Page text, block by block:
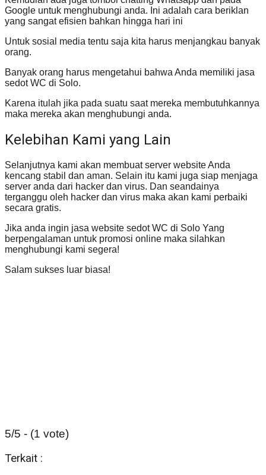
Google untuk menghubungi anda. Ini adalah cara beriklan
yang sangat efisien bahkan hingga hari ini
Untuk sosial media tentu saja kita harus menjangkau banyak
orang.
Banyak orang harus mengetahui bahwa Anda memiliki jasa
sedot WC di Solo.
Karena itulah jika pada suatu saat mereka membutuhkannya
maka mereka akan menghubungi anda.
Kelebihan Kami yang Lain
Selanjutnya kami akan membuat server website Anda
kencang stabil dan aman. Selain itu kami juga siap menjaga
server anda dari hacker dan virus. Dan seandainya
terganggu oleh hacker dan virus maka akan kami perbaiki
secara gratis.
Jika anda ingin jasa website sedot WC di Solo Yang
berpengalaman untuk promosi online maka silahkan
menghubungi kami segera!
Salam sukses luar biasa!
5/5 - (1 vote)
Terkait :